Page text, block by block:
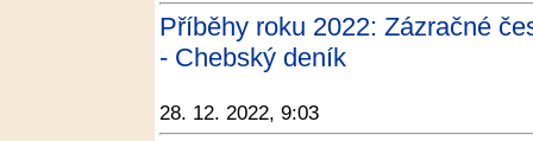
Příběhy roku 2022: Zázračné
- Chebský deník
28. 12. 2022, 9:03